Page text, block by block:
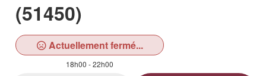
(51450)
Actuellement fermé...
18h00 - 22h00